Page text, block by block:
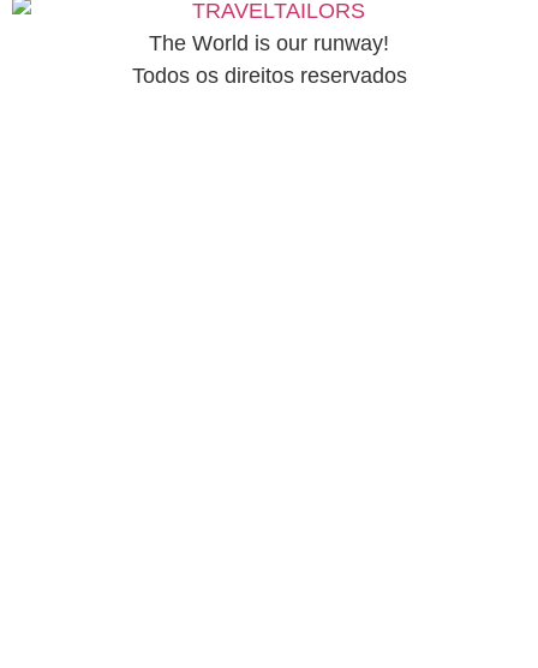
The World is our runway!
Todos os direitos reservados